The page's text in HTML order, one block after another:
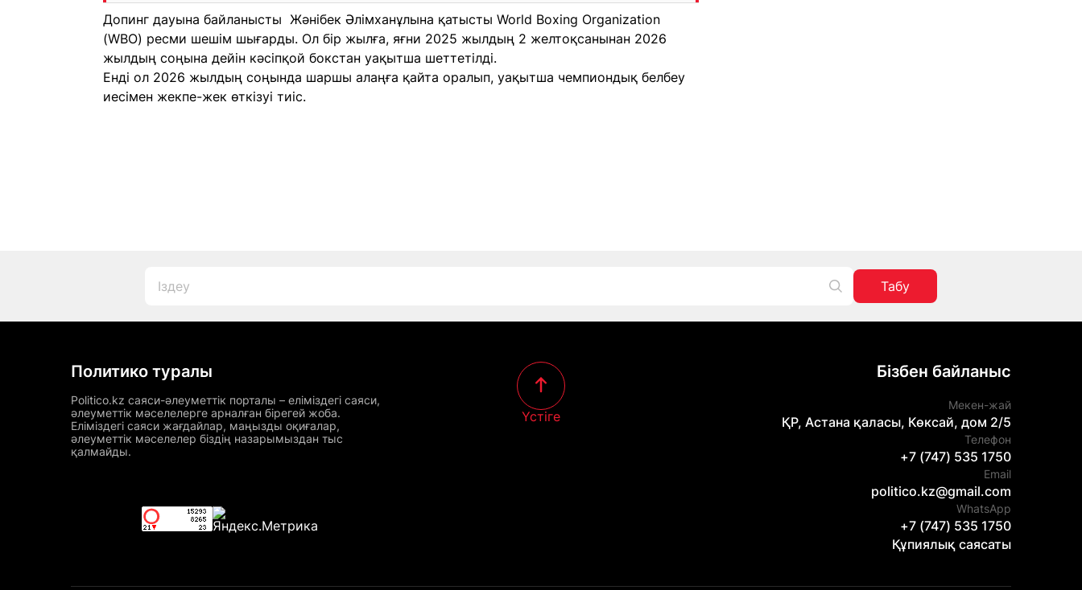
Допинг дауына байланысты Жәнібек Әлімханұлына қатысты World Boxing Organization
(WBO) ресми шешім шығарды. Ол бір жылға, яғни 2025 жылдың 2 желтоқсанынан 2026
жылдың соңына дейін кәсіпқой бокстан уақытша шеттетілді.
Енді ол 2026 жылдың соңында шаршы алаңға қайта оралып, уақытша чемпиондық белбеу
иесімен жекпе-жек өткізуі тиіс.
Табу
Политико туралы
Politico.kz саяси-әлеуметтік порталы – еліміздегі саяси,
әлеуметтік мәселелерге арналған бірегей жоба.
Еліміздегі саяси жағдайлар, маңызды оқиғалар,
әлеуметтік мәселелер біздің назарымыздан тыс
қалмайды.
Үстіге
Бізбен байланыс
Мекен-жай
ҚР, Астана қаласы, Көксай, дом 2/5
Телефон
+7 (747) 535 1750
Email
politico.kz@gmail.com
WhatsApp
+7 (747) 535 1750
Құпиялық саясаты